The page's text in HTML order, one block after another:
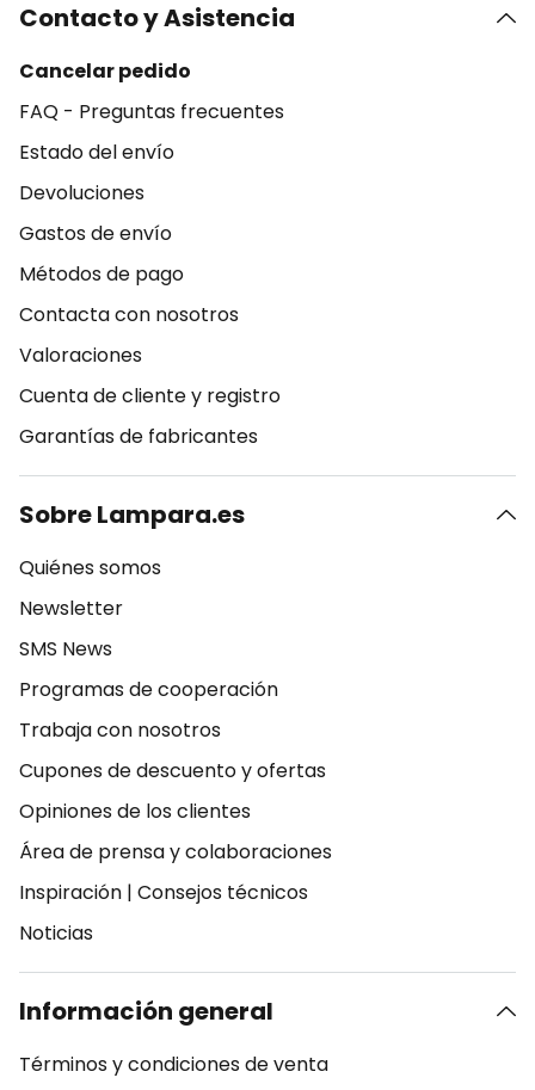
Contacto y Asistencia
Cancelar pedido
FAQ - Preguntas frecuentes
Estado del envío
Devoluciones
Gastos de envío
Métodos de pago
Contacta con nosotros
Valoraciones
Cuenta de cliente y registro
Garantías de fabricantes
Sobre Lampara.es
Quiénes somos
Newsletter
SMS News
Programas de cooperación
Trabaja con nosotros
Cupones de descuento y ofertas
Opiniones de los clientes
Área de prensa y colaboraciones
Inspiración | Consejos técnicos
Noticias
Información general
Términos y condiciones de venta